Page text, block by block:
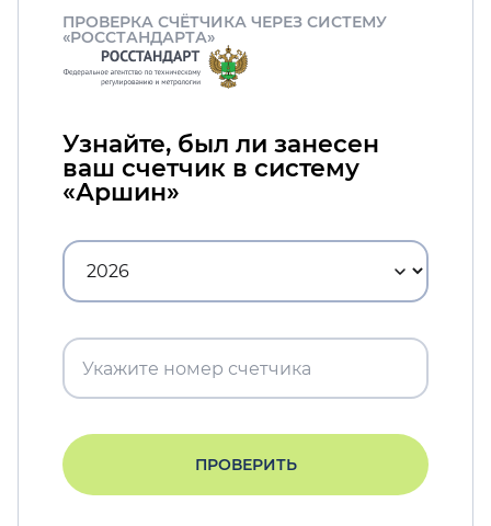
ПРОВЕРКА СЧЁТЧИКА ЧЕРЕЗ СИСТЕМУ
«РОССТАНДАРТА»
Узнайте, был ли занесен
ваш счетчик в систему
«Аршин»
ПРОВЕРИТЬ